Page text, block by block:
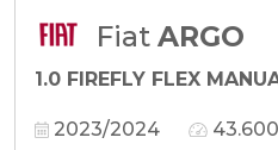
Fiat ARGO
1.0 FIREFLY FLEX
2023/2024